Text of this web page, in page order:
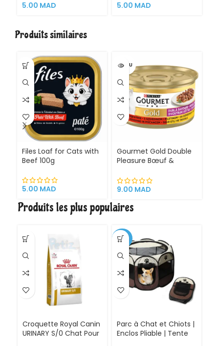
5.00 MAD 5.00 MAD
Produits similaires
Files Loaf for Cats with
Beef 100g
5.00 MAD
VENDU
Gourmet Gold Double
Pleasure Bœuf &
Premium pour Chat
Adulte en Sauce
9.00 MAD
Produits les plus populaires
Croquette Royal Canin
URINARY S/0 Chat Pour
-30%
Parc à Chat et Chiots |
Enclos Pliable | Tente